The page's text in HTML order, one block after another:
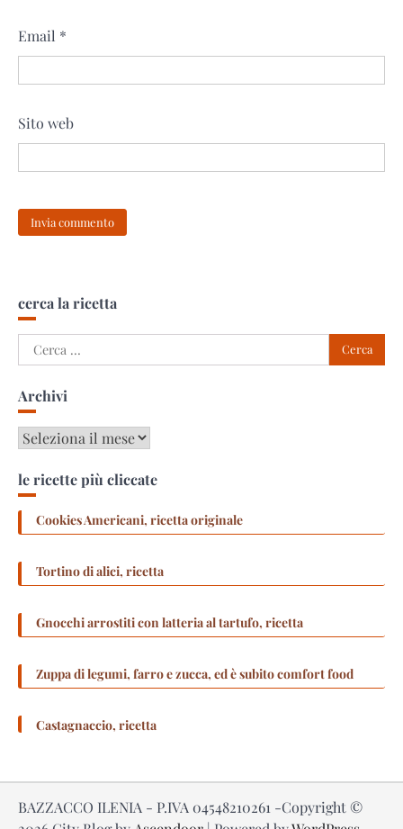
Email *
Sito web
cerca la ricetta
Ricerca
per:
Archivi
Archivi
le ricette più cliccate
Cookies Americani, ricetta originale
Tortino di alici, ricetta
Gnocchi arrostiti con latteria al tartufo, ricetta
Zuppa di legumi, farro e zucca, ed è subito comfort food
Castagnaccio, ricetta
BAZZACCO ILENIA - P.IVA 04548210261 -Copyright ©